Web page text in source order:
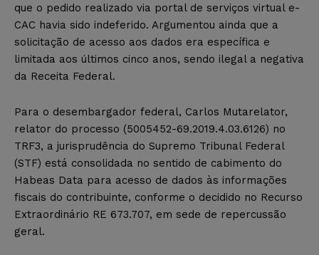
que o pedido realizado via portal de serviços virtual e-
CAC havia sido indeferido. Argumentou ainda que a
solicitação de acesso aos dados era específica e
limitada aos últimos cinco anos, sendo ilegal a negativa
da Receita Federal.
Para o desembargador federal, Carlos Mutarelator,
relator do processo (5005452-69.2019.4.03.6126) no
TRF3, a jurisprudência do Supremo Tribunal Federal
(STF) está consolidada no sentido de cabimento do
Habeas Data para acesso de dados às informações
fiscais do contribuinte, conforme o decidido no Recurso
Extraordinário RE 673.707, em sede de repercussão
geral.